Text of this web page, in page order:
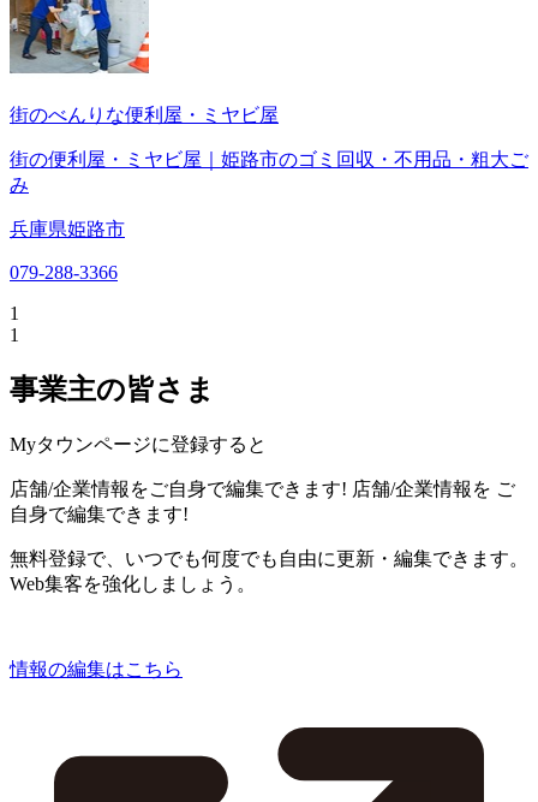
街のべんりな便利屋・ミヤビ屋
街の便利屋・ミヤビ屋｜姫路市のゴミ回収・不用品・粗大ご
み
兵庫県姫路市
079-288-3366
1
1
事業主の皆さま
Myタウンページに登録すると
店舗/企業情報をご自身で編集できます! 店舗/企業情報を ご
自身で編集できます!
無料登録で、いつでも何度でも自由に更新・編集できます。
Web集客を強化しましょう。
情報の編集はこちら